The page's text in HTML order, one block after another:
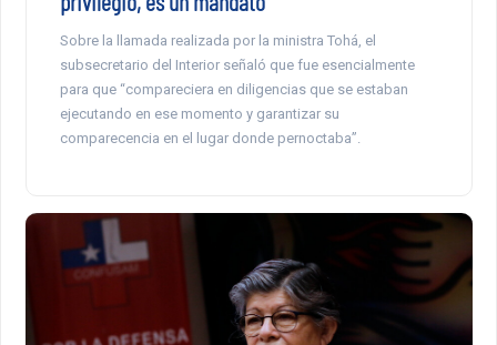
Sobre la llamada realizada por la ministra Tohá, el
subsecretario del Interior señaló que fue esencialmente
para que “compareciera en diligencias que se estaban
ejecutando en ese momento y garantizar su
comparecencia en el lugar donde pernoctaba”.